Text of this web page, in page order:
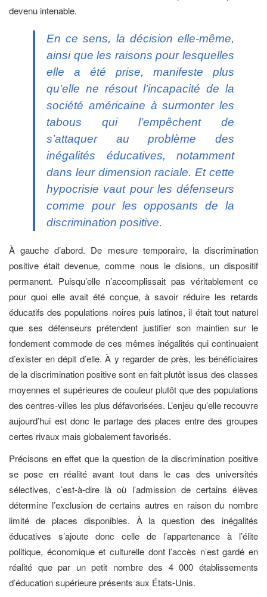
devenu intenable.
En ce sens, la décision elle-même,
ainsi que les raisons pour lesquelles
elle a été prise, manifeste plus
qu’elle ne résout l’incapacité de la
société américaine à surmonter les
tabous qui l’empêchent de
s’attaquer au problème des
inégalités éducatives, notamment
dans leur dimension raciale. Et cette
hypocrisie vaut pour les défenseurs
comme pour les opposants de la
discrimination positive.
À gauche d’abord. De mesure temporaire, la discrimination
positive était devenue, comme nous le disions, un dispositif
permanent. Puisqu’elle n’accomplissait pas véritablement ce
pour quoi elle avait été conçue, à savoir réduire les retards
éducatifs des populations noires puis latinos, il était tout naturel
que ses défenseurs prétendent justifier son maintien sur le
fondement commode de ces mêmes inégalités qui continuaient
d’exister en dépit d’elle. À y regarder de près, les bénéficiaires
de la discrimination positive sont en fait plutôt issus des classes
moyennes et supérieures de couleur plutôt que des populations
des centres-villes les plus défavorisées. L’enjeu qu’elle recouvre
aujourd’hui est donc le partage des places entre des groupes
certes rivaux mais globalement favorisés.
Précisons en effet que la question de la discrimination positive
se pose en réalité avant tout dans le cas des universités
sélectives, c’est-à-dire là où l’admission de certains élèves
détermine l’exclusion de certains autres en raison du nombre
limité de places disponibles. À la question des inégalités
éducatives s’ajoute donc celle de l’appartenance à l’élite
politique, économique et culturelle dont l’accès n’est gardé en
réalité que par un petit nombre des 4 000 établissements
d’éducation supérieure présents aux États-Unis.